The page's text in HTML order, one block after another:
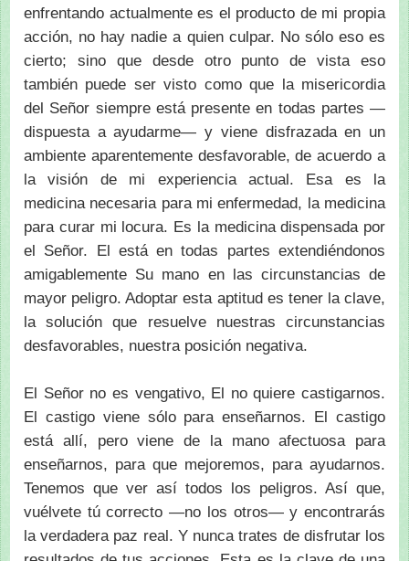
enfrentando actualmente es el producto de mi propia
acción, no hay nadie a quien culpar. No sólo eso es
cierto; sino que desde otro punto de vista eso
también puede ser visto como que la misericordia
del Señor siempre está presente en todas partes —
dispuesta a ayudarme— y viene disfrazada en un
ambiente aparentemente desfavorable, de acuerdo a
la visión de mi experiencia actual. Esa es la
medicina necesaria para mi enfermedad, la medicina
para curar mi locura. Es la medicina dispensada por
el Señor. El está en todas partes extendiéndonos
amigablemente Su mano en las circunstancias de
mayor peligro. Adoptar esta aptitud es tener la clave,
la solución que resuelve nuestras circunstancias
desfavorables, nuestra posición negativa.
El Señor no es vengativo, El no quiere castigarnos.
El castigo viene sólo para enseñarnos. El castigo
está allí, pero viene de la mano afectuosa para
enseñarnos, para que mejoremos, para ayudarnos.
Tenemos que ver así todos los peligros. Así que,
vuélvete tú correcto —no los otros— y encontrarás
la verdadera paz real. Y nunca trates de disfrutar los